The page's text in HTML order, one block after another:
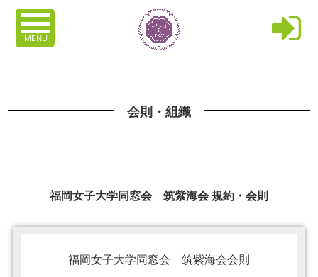
MENU
会則・組織
福岡女子大学同窓会 筑紫海会 規約・会則
福岡女子大学同窓会 筑紫海会会則